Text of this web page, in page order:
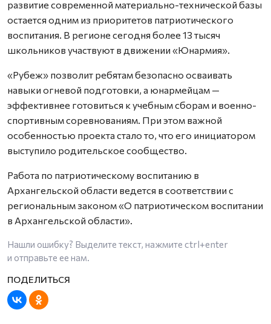
развитие современной материально-технической базы
остается одним из приоритетов патриотического
воспитания. В регионе сегодня более 13 тысяч
школьников участвуют в движении «Юнармия».
«Рубеж» позволит ребятам безопасно осваивать
навыки огневой подготовки, а юнармейцам —
эффективнее готовиться к учебным сборам и военно-
спортивным соревнованиям. При этом важной
особенностью проекта стало то, что его инициатором
выступило родительское сообщество.
Работа по патриотическому воспитанию в
Архангельской области ведется в соответствии с
региональным законом «О патриотическом воспитании
в Архангельской области».
Нашли ошибку? Выделите текст, нажмите ctrl+enter
и отправьте ее нам.